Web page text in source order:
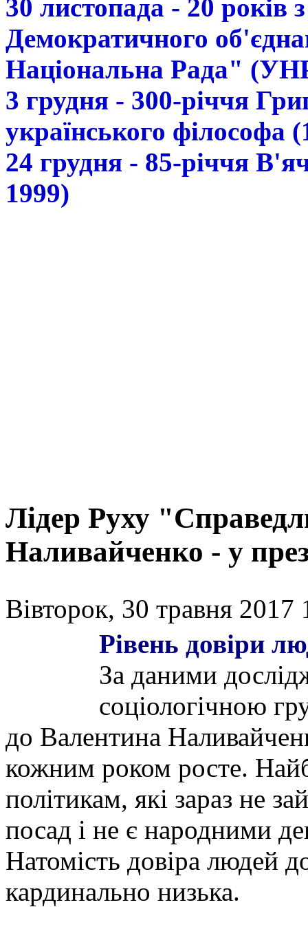
30 листопада - 20 років
Демократичного
Національна Рада"
3 грудня - 300-річчя
українського філософа
24 грудня - 85-річчя
1999)
Лідер Руху
Наливайченко - у
Вівторок, 30 травня
Рівень довіри
За даними
соціологічною
до Валентина
кожним роком росте.
політикам, які зараз не
посад і не є народними
Натомість довіра людей
кардинально низька.